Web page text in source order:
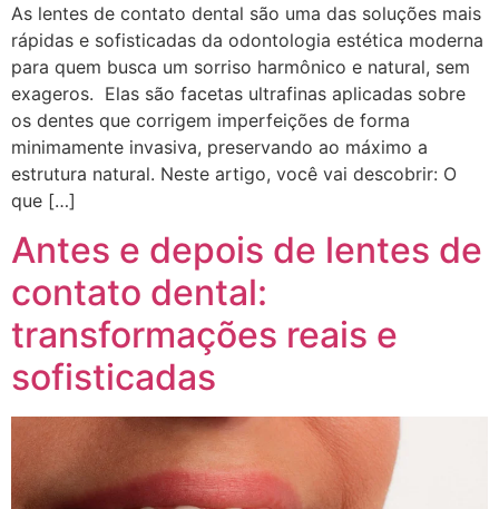
As lentes de contato dental são uma das soluções mais
rápidas e sofisticadas da odontologia estética moderna
para quem busca um sorriso harmônico e natural, sem
exageros. Elas são facetas ultrafinas aplicadas sobre
os dentes que corrigem imperfeições de forma
minimamente invasiva, preservando ao máximo a
estrutura natural. Neste artigo, você vai descobrir: O
que […]
Antes e depois de lentes de
contato dental:
transformações reais e
sofisticadas